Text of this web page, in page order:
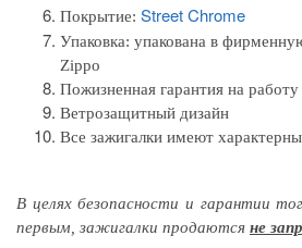
Покрытие: Street Chrome
Упаковка: упакована в
Zippo
Пожизненная гарантия на работу
Ветрозащитный дизайн
Все зажигалки имеют
В целях безопасности и гарантии
первым , зажигалки продаются не